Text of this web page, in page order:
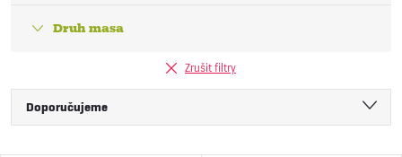
Druh masa
Zrušit filtry
Ř
Doporučujeme